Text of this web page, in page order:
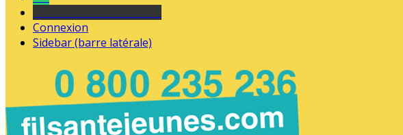
Connexion
Sidebar (barre latérale)